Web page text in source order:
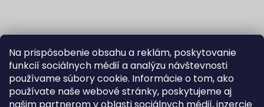
Na prispôsobenie obsahu a reklám, poskytovanie
funkcií sociálnych médií a analýzu návštevnosti
používame súbory cookie. Informácie o tom, ako
používate naše webové stránky, poskytujeme aj